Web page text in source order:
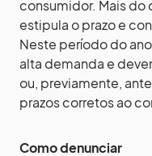
consumidor. Mais do
estipula o prazo e
Neste período do
alta demanda e
ou, previamente,
prazos corretos ao
Como denunciar